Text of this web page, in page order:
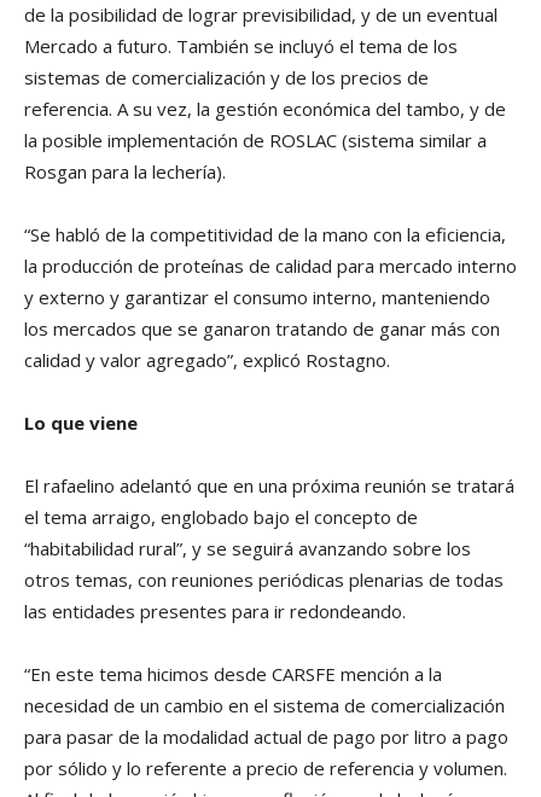
de la posibilidad de lograr previsibilidad, y de un eventual
Mercado a futuro. También se incluyó el tema de los
sistemas de comercialización y de los precios de
referencia. A su vez, la gestión económica del tambo, y de
la posible implementación de ROSLAC (sistema similar a
Rosgan para la lechería).
“Se habló de la competitividad de la mano con la eficiencia,
la producción de proteínas de calidad para mercado interno
y externo y garantizar el consumo interno, manteniendo
los mercados que se ganaron tratando de ganar más con
calidad y valor agregado”, explicó Rostagno.
Lo que viene
El rafaelino adelantó que en una próxima reunión se tratará
el tema arraigo, englobado bajo el concepto de
“habitabilidad rural”, y se seguirá avanzando sobre los
otros temas, con reuniones periódicas plenarias de todas
las entidades presentes para ir redondeando.
“En este tema hicimos desde CARSFE mención a la
necesidad de un cambio en el sistema de comercialización
para pasar de la modalidad actual de pago por litro a pago
por sólido y lo referente a precio de referencia y volumen.